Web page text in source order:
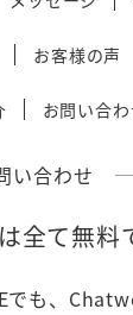
お客様の声
お問い合
い合わせ
全て無料
も、